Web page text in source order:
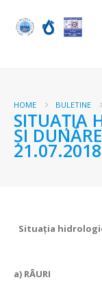
HOME BULETINE
SITUAŢIA
ŞI
Situaţia
a) RÂURI